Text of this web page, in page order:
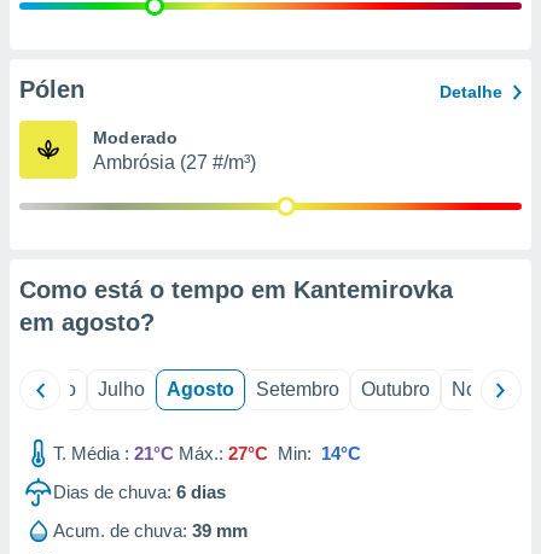
e
de
Pólen Detalhe
Moderado
Ambrósia (27 #/m³)
Como está o tempo em Kantemirovka
em agosto?
Junho Julho Agosto Setembro Outubro Novembro
T. Média : 21°C Máx.: 27°C Min: 14°C
Dias de chuva: 6 dias
Acum. de chuva: 39 mm